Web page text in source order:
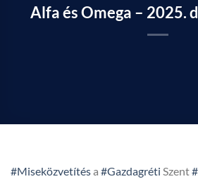
Alfa és Omega – 2025.
#Miseközvetítésa #Gazdagréti Szent